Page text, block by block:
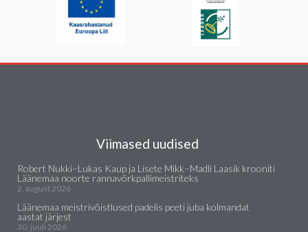
Viimased uudised
Robert Nukki–Lukas Kaup ja Lisete Mikk–Madli Laasik krooniti
Läänemaa noorte rannavõrkpallimeistriteks
2. august 2026
Läänemaa meistrivõistlused padelis peeti juba kolmandat
aastat järjest
30. juuli 2026